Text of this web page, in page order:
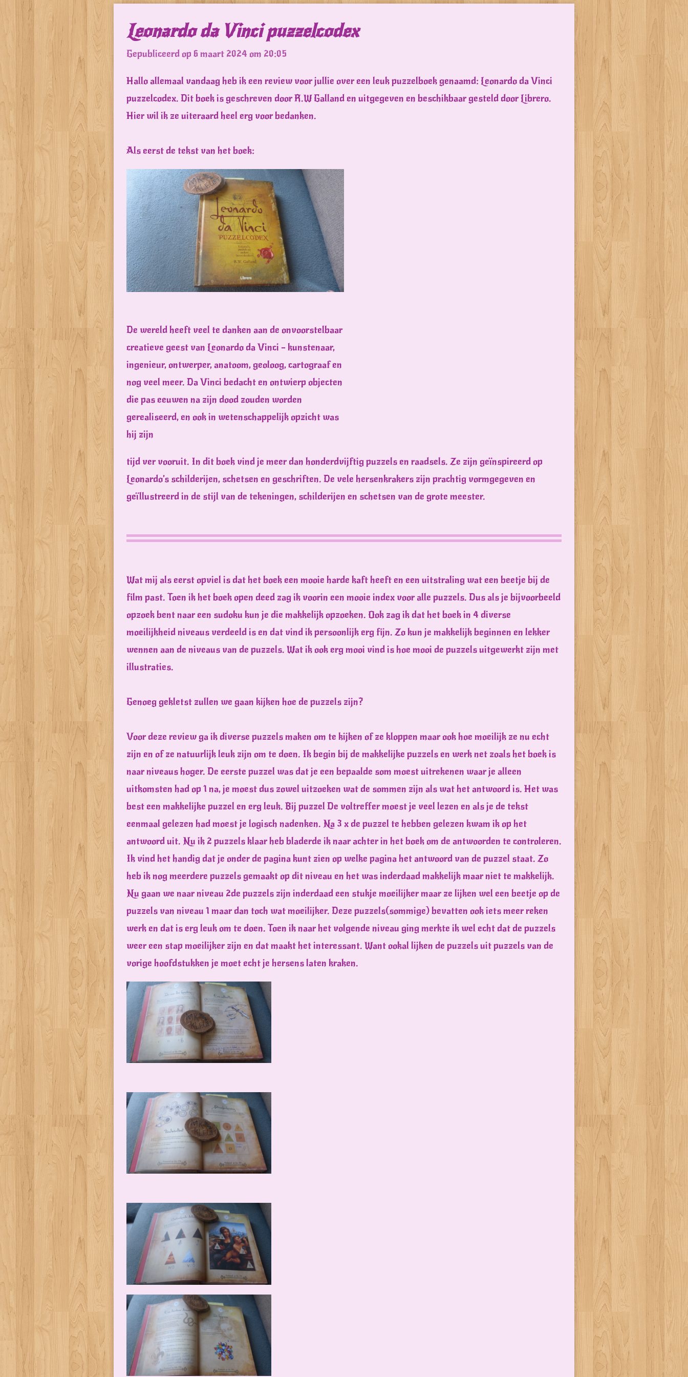
Leonardo da Vinci puzzelcodex
Gepubliceerd op 6 maart 2024 om 20:05
Hallo allemaal vandaag heb ik een review voor jullie over een leuk puzzelboek genaamd: Leonardo da Vinci
puzzelcodex. Dit boek is geschreven door R.W Galland en uitgegeven en beschikbaar gesteld door Librero.
Hier wil ik ze uiteraard heel erg voor bedanken.
Als eerst de tekst van het boek:
De wereld heeft veel te danken aan de onvoorstelbaar
creatieve geest van Leonardo da Vinci – kunstenaar,
ingenieur, ontwerper, anatoom, geoloog, cartograaf en
nog veel meer. Da Vinci bedacht en ontwierp objecten
die pas eeuwen na zijn dood zouden worden
gerealiseerd, en ook in wetenschappelijk opzicht was
hij zijn
tijd ver vooruit. In dit boek vind je meer dan honderdvijftig puzzels en raadsels. Ze zijn geïnspireerd op
Leonardo’s schilderijen, schetsen en geschriften. De vele hersenkrakers zijn prachtig vormgegeven en
geïllustreerd in de stijl van de tekeningen, schilderijen en schetsen van de grote meester.
Wat mij als eerst opviel is dat het boek een mooie harde kaft heeft en een uitstraling wat een beetje bij de
film past. Toen ik het boek open deed zag ik voorin een mooie index voor alle puzzels. Dus als je bijvoorbeeld
opzoek bent naar een sudoku kun je die makkelijk opzoeken. Ook zag ik dat het boek in 4 diverse
moeilijkheid niveaus verdeeld is en dat vind ik persoonlijk erg fijn. Zo kun je makkelijk beginnen en lekker
wennen aan de niveaus van de puzzels. Wat ik ook erg mooi vind is hoe mooi de puzzels uitgewerkt zijn met
illustraties.
Genoeg gekletst zullen we gaan kijken hoe de puzzels zijn?
Voor deze review ga ik diverse puzzels maken om te kijken of ze kloppen maar ook hoe moeilijk ze nu echt
zijn en of ze natuurlijk leuk zijn om te doen. Ik begin bij de makkelijke puzzels en werk net zoals het boek is
naar niveaus hoger. De eerste puzzel was dat je een bepaalde som moest uitrekenen waar je alleen
uitkomsten had op 1 na, je moest dus zowel uitzoeken wat de sommen zijn als wat het antwoord is. Het was
best een makkelijke puzzel en erg leuk. Bij puzzel De voltreffer moest je veel lezen en als je de tekst
eenmaal gelezen had moest je logisch nadenken. Na 3 x de puzzel te hebben gelezen kwam ik op het
antwoord uit. Nu ik 2 puzzels klaar heb bladerde ik naar achter in het boek om de antwoorden te controleren.
Ik vind het handig dat je onder de pagina kunt zien op welke pagina het antwoord van de puzzel staat. Zo
heb ik nog meerdere puzzels gemaakt op dit niveau en het was inderdaad makkelijk maar niet te makkelijk.
Nu gaan we naar niveau 2de puzzels zijn inderdaad een stukje moeilijker maar ze lijken wel een beetje op de
puzzels van niveau 1 maar dan toch wat moeilijker. Deze puzzels(sommige) bevatten ook iets meer reken
werk en dat is erg leuk om te doen. Toen ik naar het volgende niveau ging merkte ik wel echt dat de puzzels
weer een stap moeilijker zijn en dat maakt het interessant. Want ookal lijken de puzzels uit puzzels van de
vorige hoofdstukken je moet echt je hersens laten kraken.